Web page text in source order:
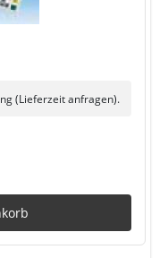
(Lieferzeit anfragen).